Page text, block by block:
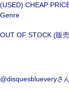
(USED) CHEAP
Genre
OUT OF STOCK (販
@disquesblueveryさ